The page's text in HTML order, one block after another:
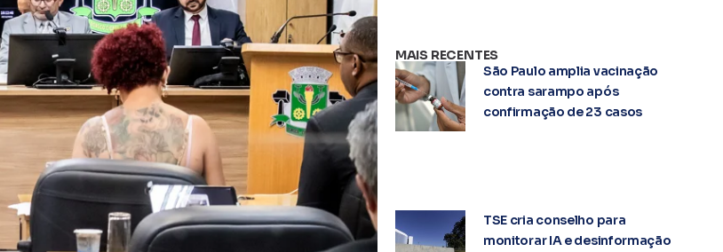
MAIS RECENTES
São Paulo amplia vacinação
contra sarampo após
confirmação de 23 casos
TSE cria conselho para
monitorar IA e desinformação